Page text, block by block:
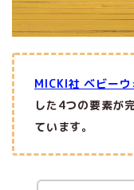
MICKI社 ベビー
した4つの要素が
ています。